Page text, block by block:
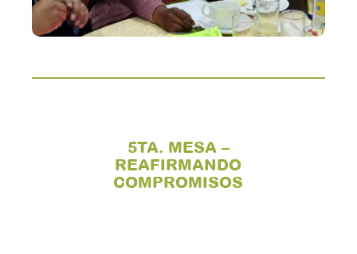
5TA. MESA –
REAFIRMANDO
COMPROMISOS